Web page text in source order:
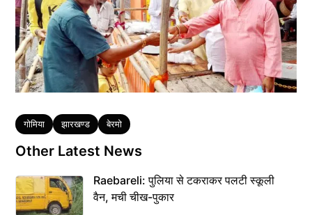
Tags
गोमिया झारखण्ड बेरमो
Other Latest News
Raebareli: पुलिया से टकराकर पलटी स्कूली
वैन, मची चीख-पुकार